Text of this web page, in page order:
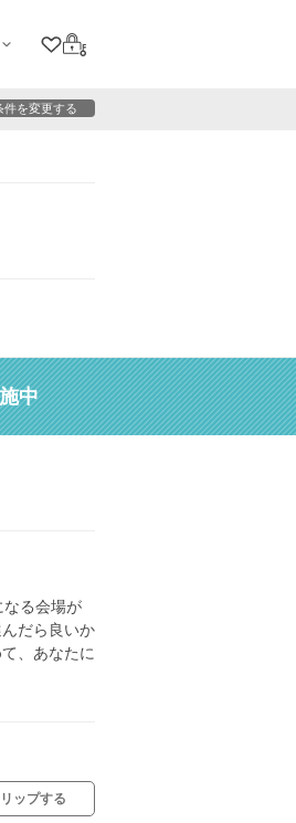
クリップリスト
ログイン
件を変更する
中
なる会場が
だら良いか
、あなたに
ップする